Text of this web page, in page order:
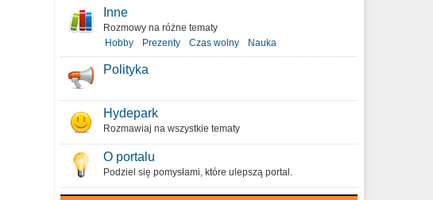
Inne
Rozmowy na różne tematy
Hobby
Prezenty Czas wolny Nauka
Polityka
Hydepark
Rozmawiaj na wszystkie tematy
O portalu
Podziel się pomysłami, które ulepszą portal.